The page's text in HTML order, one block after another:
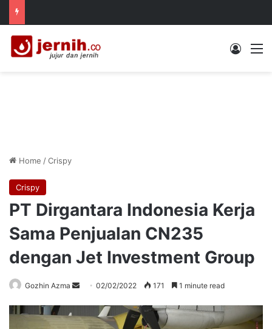
Log In
Home /Crispy
Crispy
PT Dirgantara Indonesia Kerja
Sama Penjualan CN235
dengan Jet Investment Group
Gozhin Azma
Send
email
02/02/2022 171 1 minute read